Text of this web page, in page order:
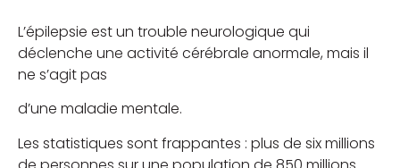
L’épilepsie est un trouble neurologique qui
déclenche une activité cérébrale anormale, mais il
ne s’agit pas
d’une maladie mentale.
Les statistiques sont frappantes : plus de six millions